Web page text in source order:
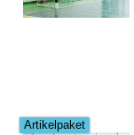
Artikelpaket